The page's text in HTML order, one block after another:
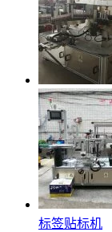
标签贴标机